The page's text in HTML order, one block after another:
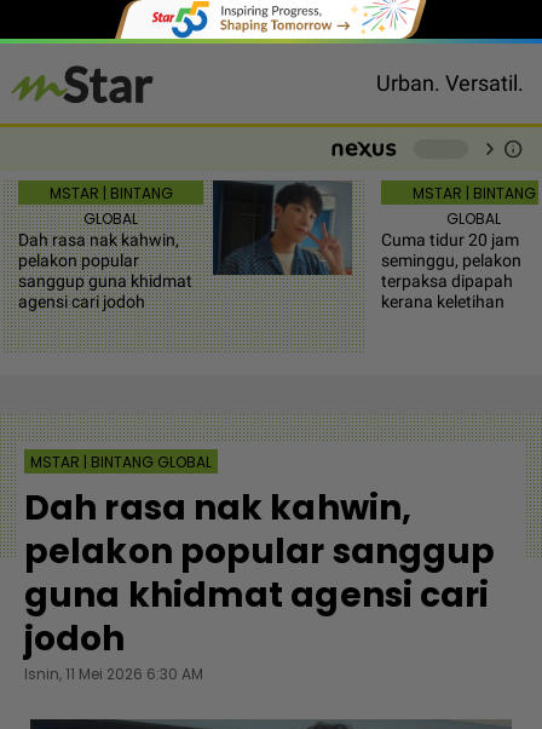
Urban. Versatil.
chevron_right info
MSTAR | BINTANG
GLOBAL
Dah rasa nak kahwin,
pelakon popular
sanggup guna khidmat
agensi cari jodoh
MSTAR | BINTANG
GLOBAL
Cuma tidur 20 jam
seminggu, pelakon
terpaksa dipapah
kerana keletihan
MSTAR | BINTANG GLOBAL
Dah rasa nak kahwin,
pelakon popular sanggup
guna khidmat agensi cari
jodoh
Isnin, 11 Mei 2026 6:30 AM